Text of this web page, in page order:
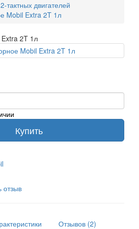
тактных двигателей
Mobil Extra 2T 1л
2T 1л
Купить
отзыв
Отзывов (2)